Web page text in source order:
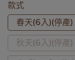
款式
春天(6入)(停產)
秋天(6入)(停產)